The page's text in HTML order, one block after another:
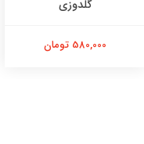
گلدوزی
580,000 تومان